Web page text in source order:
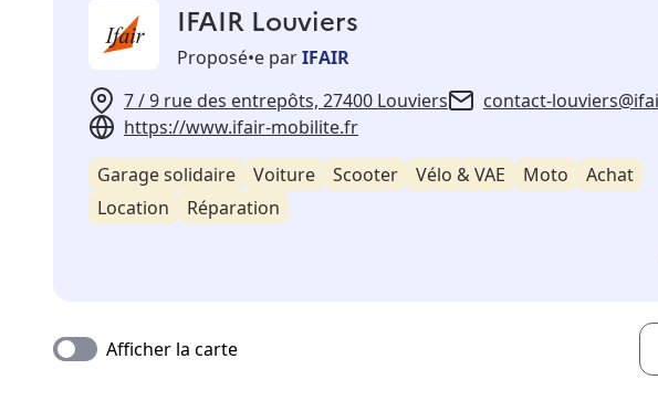
IFAIR Louviers
Proposé•e parIFAIR
7 / 9 rue des entrepôts, 27400 Louviers
contact-
https://www.ifair-mobilite.fr
Garage solidaire
Voiture Scooter Vélo & VAE Moto
Achat
Location
Réparation
Afficher la carte